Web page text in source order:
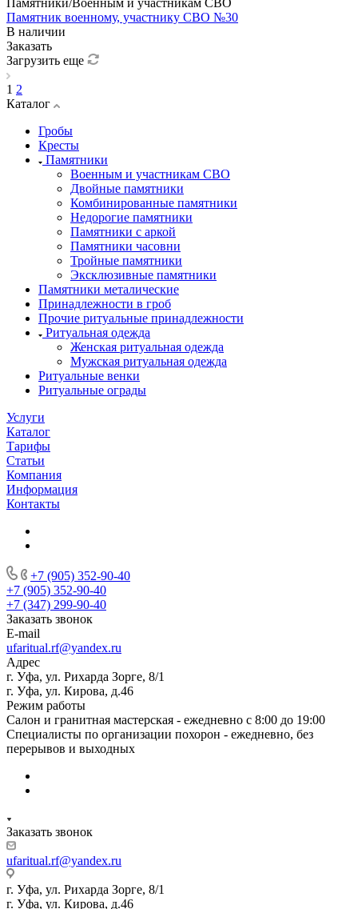
Памятник военному, участнику СВО №30
В наличии
Заказать
Загрузить еще
1 2
Каталог
Гробы
Кресты
Памятники
Военным и участникам СВО
Двойные памятники
Комбинированные памятники
Недорогие памятники
Памятники с аркой
Памятники часовни
Тройные памятники
Эксклюзивные памятники
Памятники металические
Принадлежности в гроб
Прочие ритуальные принадлежности
Ритуальная одежда
Женская ритуальная одежда
Мужская ритуальная одежда
Ритуальные венки
Ритуальные ограды
Услуги
Каталог
Тарифы
Статьи
Компания
Информация
Контакты
+7 (905) 352-90-40
+7 (905) 352-90-40
+7 (347) 299-90-40
Заказать звонок
E-mail
ufaritual.rf@yandex.ru
Адрес
г. Уфа, ул. Рихарда Зорге, 8/1
г. Уфа, ул. Кирова, д.46
Режим работы
Салон и гранитная мастерская - ежедневно с 8:00 до 19:00
Специалисты по организации похорон - ежедневно, без
перерывов и выходных
Заказать звонок
ufaritual.rf@yandex.ru
г. Уфа, ул. Рихарда Зорге, 8/1
г. Уфа, ул. Кирова, д.46